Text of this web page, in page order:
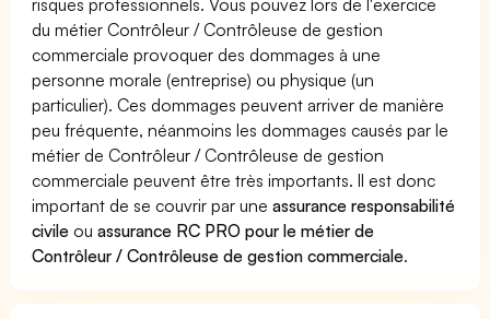
du métier Contrôleur / Contrôleuse de gestion
commerciale provoquer des dommages à une
personne morale (entreprise) ou physique (un
particulier). Ces dommages peuvent arriver de manière
peu fréquente, néanmoins les dommages causés par le
métier de Contrôleur / Contrôleuse de gestion
commerciale peuvent être très importants. Il est donc
important de se couvrir par uneassurance responsabilité
civile ouassurance RC PRO pour le métier de
Contrôleur / Contrôleuse de gestion commerciale.